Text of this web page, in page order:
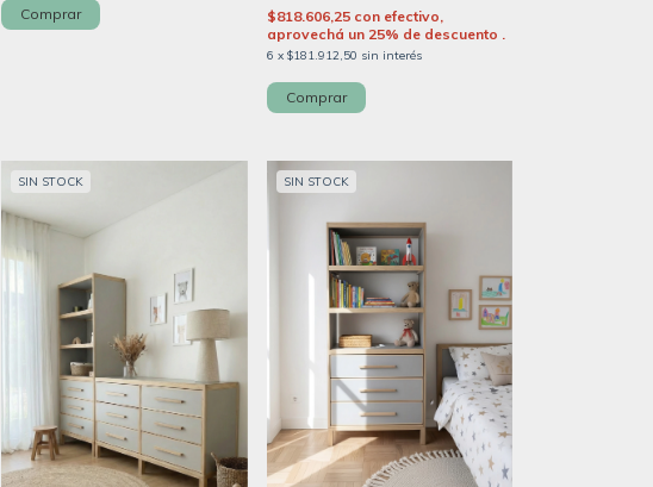
6 x $181.912,50 sin interés
$818.606,25 con efectivo,
aprovechá un 25% de descuento .
SIN STOCK SIN STOCK